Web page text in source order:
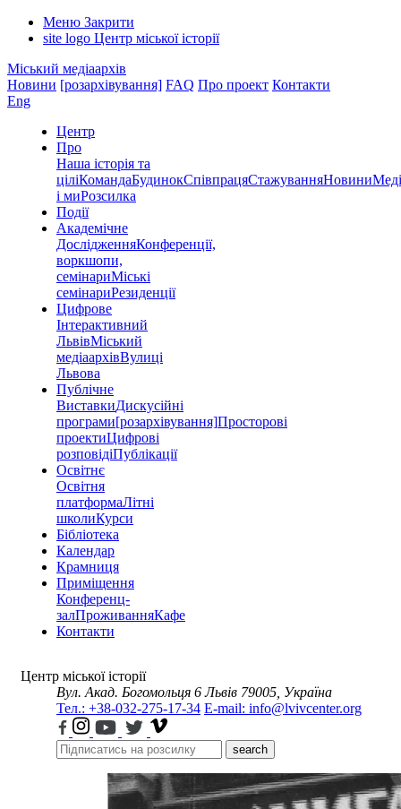
Меню Закрити
site logo Центр міської історії
Міський медіаархів
Новини [розархівування] FAQ Про проект Контакти
Eng
Центр
Про
Наша історія та
ціліКомандаБудинокСпівпрацяСтажуванняНовини
і миРозсилка
Події
Академічне
ДослідженняКонференції,
воркшопи,
семінариМіські
семінариРезиденції
Цифрове
Інтерактивний
ЛьвівМіський
медіаархівВулиці
Львова
Публічне
ВиставкиДискусійні
програми[розархівування]Просторові
проектиЦифрові
розповідіПублікації
Освітнє
Освітня
платформаЛітні
школиКурси
Бібліотека
Календар
Крамниця
Приміщення
Конференц-
залПроживанняКафе
Контакти
Центр міської історії
Вул. Акад. Богомольця 6 Львів 79005, Україна
Тел.: +38-032-275-17-34 E-mail: info@lvivcenter.org
search